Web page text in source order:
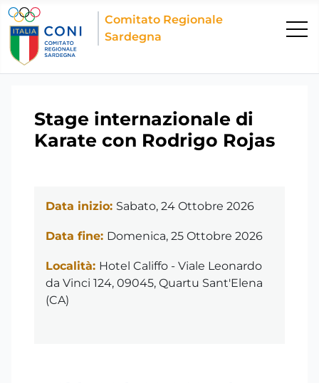
Comitato Regionale
Sardegna
Stage internazionale di
Karate con Rodrigo Rojas
Data inizio: Sabato, 24 Ottobre 2026
Data fine: Domenica, 25 Ottobre 2026
Località: Hotel Califfo - Viale Leonardo
da Vinci 124, 09045, Quartu Sant'Elena
(CA)